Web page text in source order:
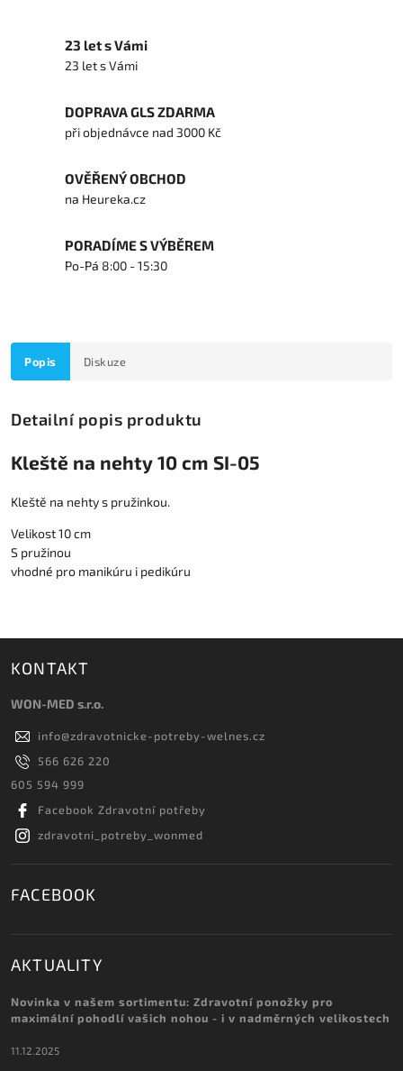
23 let s Vámi
23 let s Vámi
DOPRAVA GLS ZDARMA
při objednávce nad 3000 Kč
OVĚŘENÝ OBCHOD
na Heureka.cz
PORADÍME S VÝBĚREM
Po-Pá 8:00 - 15:30
Popis Diskuze
Detailní popis produktu
Kleště na nehty 10 cm SI-05
Kleště na nehty s pružinkou.
Velikost 10 cm
S pružinou
vhodné pro manikúru i pedikúru
KONTAKT
WON-MED s.r.o.
info@zdravotnicke-potreby-welnes.cz
566 626 220
605 594 999
Facebook Zdravotní potřeby
zdravotni_potreby_wonmed
FACEBOOK
AKTUALITY
Novinka v našem sortimentu: Zdravotní ponožky pro
maximální pohodlí vašich nohou - i v nadměrných velikostech
11.12.2025